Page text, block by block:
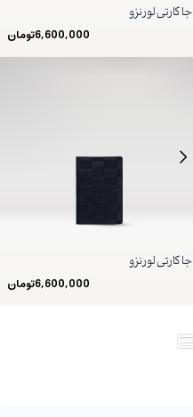
جا کارتی لورنزو
6,600,000تومان
جا کارتی لورنزو
6,600,000تومان